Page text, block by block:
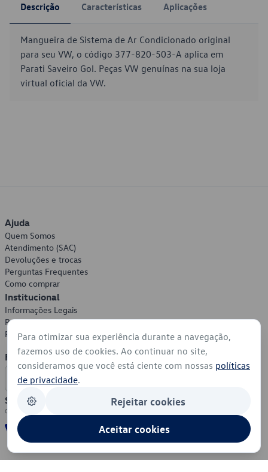
Descrição Características Aplicações
Mangueira de Sistema de Ar Condicionado original
para seu VW, o código 377-820-503-A aplica em
Parati Saveiro Gol. Peças VW genuínas na sua loja
virtual oficial da VW.
Ajuda
Quem Somos
Atendimento (SAC)
Devoluções e trocas
Perguntas Frequentes
Como comprar
Institucional
Informações Legais
Política de Privacidade
Política de Cookies
Formas de Pagamento
Segurança
Para otimizar sua experiência durante a navegação,
fazemos uso de cookies. Ao continuar no site,
consideramos que você está ciente com nossas políticas
de privacidade.
Rejeitar cookies
Aceitar cookies